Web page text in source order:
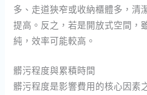
多、走道狹窄或收納櫃體多，清
提高。反之，若是開放式空間，
純，效率可能較高。
髒污程度與累積時間
髒污程度是影響費用的核心因素